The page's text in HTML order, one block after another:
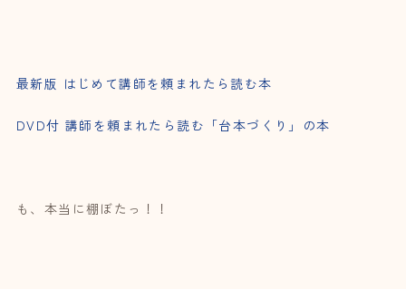
最新版 はじめて講師を頼まれたら読む本
DVD付 講師を頼まれたら読む「台本づくり」の本
も、本当に棚ぼたっ！！